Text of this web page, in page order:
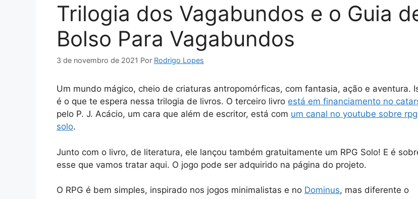
Trilogia dos Vagabundos e o Guia
Bolso Para Vagabundos
3 de novembro de 2021 Por Rodrigo Lopes
Um mundo mágico, cheio de criaturas antropomórficas, com fantasia, ação e aventura.
é o que te espera nessa trilogia de livros. O terceiro livro está em financiamento no
pelo P. J. Acácio, um cara que além de escritor, está com um canal no youtube sobre rpg
solo.
Junto com o livro, de literatura, ele lançou também gratuitamente um RPG Solo! E é
esse que vamos tratar aqui. O jogo pode ser adquirido na página do projeto.
O RPG é bem simples, inspirado nos jogos minimalistas e no Dominus, mas diferente o